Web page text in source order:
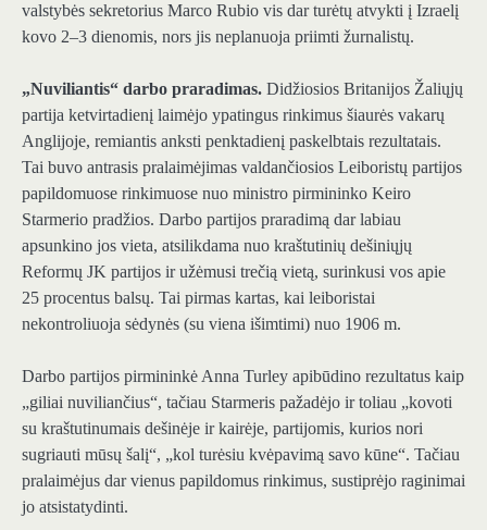
valstybės sekretorius Marco Rubio vis dar turėtų atvykti į Izraelį
kovo 2–3 dienomis, nors jis neplanuoja priimti žurnalistų.
„Nuviliantis“ darbo praradimas. Didžiosios Britanijos Žaliųjų
partija ketvirtadienį laimėjo ypatingus rinkimus šiaurės vakarų
Anglijoje, remiantis anksti penktadienį paskelbtais rezultatais.
Tai buvo antrasis pralaimėjimas valdančiosios Leiboristų partijos
papildomuose rinkimuose nuo ministro pirmininko Keiro
Starmerio pradžios. Darbo partijos praradimą dar labiau
apsunkino jos vieta, atsilikdama nuo kraštutinių dešiniųjų
Reformų JK partijos ir užėmusi trečią vietą, surinkusi vos apie
25 procentus balsų. Tai pirmas kartas, kai leiboristai
nekontroliuoja sėdynės (su viena išimtimi) nuo 1906 m.
Darbo partijos pirmininkė Anna Turley apibūdino rezultatus kaip
„giliai nuviliančius“, tačiau Starmeris pažadėjo ir toliau „kovoti
su kraštutinumais dešinėje ir kairėje, partijomis, kurios nori
sugriauti mūsų šalį“, „kol turėsiu kvėpavimą savo kūne“. Tačiau
pralaimėjus dar vienus papildomus rinkimus, sustiprėjo raginimai
jo atsistatydinti.